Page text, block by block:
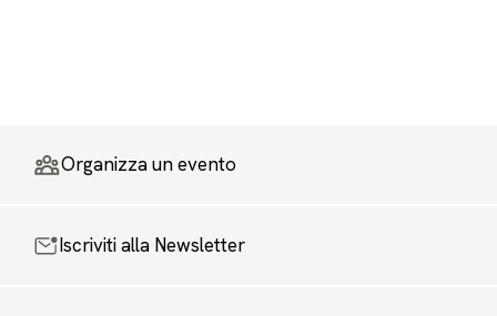
Organizza un evento
Iscriviti alla Newsletter